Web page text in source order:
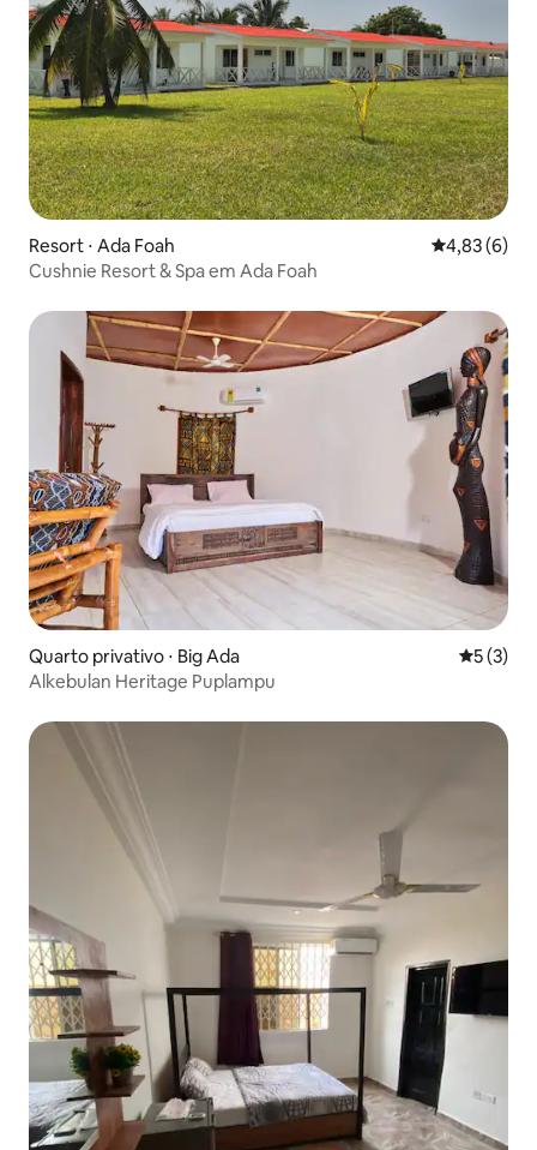
Resort ⋅ Ada Foah 4,83 de uma
4,83 (6)
Cushnie Resort & Spa em Ada Foah
Quarto privativo ⋅ Big Ada 5 de
5 (3)
Alkebulan Heritage Puplampu